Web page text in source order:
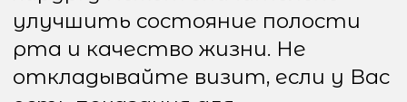
Выполнить диагностику
(КТ, рентген)
Следовать
рекомендациям врача